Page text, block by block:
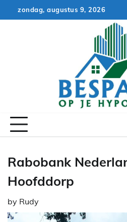
to
zondag, augustus 9, 2026
Rabobank
Hoofddorp
by Rudy